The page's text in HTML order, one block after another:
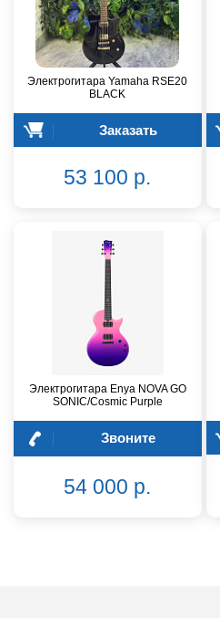
Электрогитара Yamaha RSE20
BLACK
Заказать
53 100 р.
Электрогитара Enya NOVA GO
SONIC/Cosmic Purple
Звоните
54 000 р.